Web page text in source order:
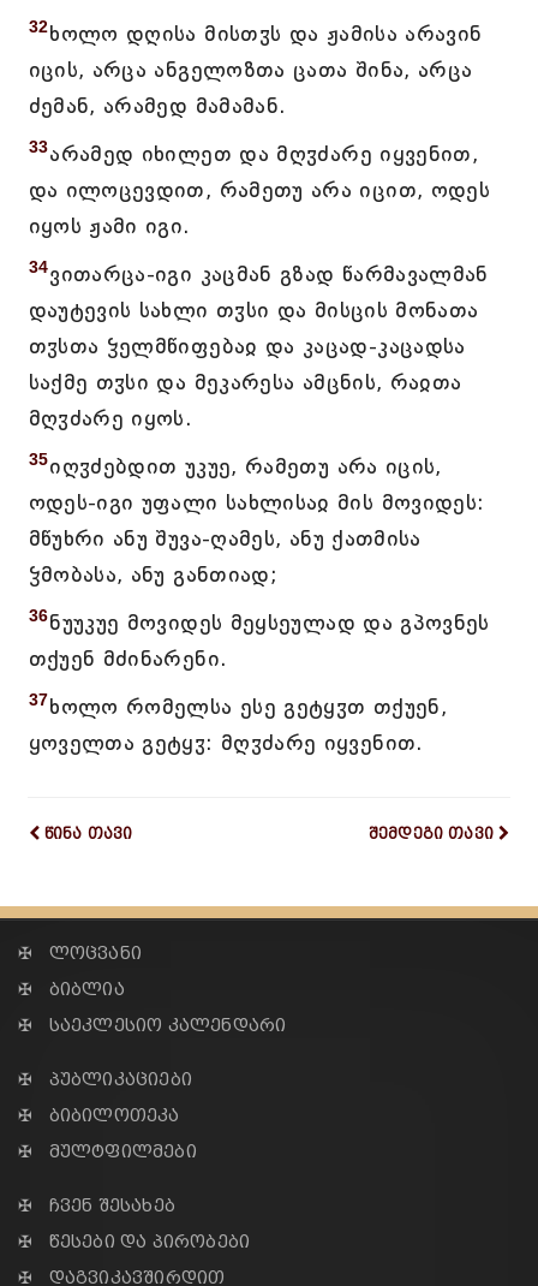
32ხოლო დღისა მისთჳს და ჟამისა არავინ
იცის, არცა ანგელოზთა ცათა შინა, არცა
ძემან, არამედ მამამან.
33არამედ იხილეთ და მღჳძარე იყვენით,
და ილოცევდით, რამეთუ არა იცით, ოდეს
იყოს ჟამი იგი.
34ვითარცა-იგი კაცმან გზად წარმავალმან
დაუტევის სახლი თჳსი და მისცის მონათა
თჳსთა ჴელმწიფებაჲ და კაცად-კაცადსა
საქმე თჳსი და მეკარესა ამცნის, რაჲთა
მღჳძარე იყოს.
35იღჳძებდით უკუე, რამეთუ არა იცის,
ოდეს-იგი უფალი სახლისაჲ მის მოვიდეს:
მწუხრი ანუ შუვა-ღამეს, ანუ ქათმისა
ჴმობასა, ანუ განთიად;
36ნუუკუე მოვიდეს მეყსეულად და გპოვნეს
თქუენ მძინარენი.
37ხოლო რომელსა ესე გეტყჳთ თქუენ,
ყოველთა გეტყჳ: მღჳძარე იყვენით.
წინა თავი შემდეგი თავი
✠ ლოცვანი
✠ ბიბლია
✠ საეკლესიო კალენდარი
✠ პუბლიკაციები
✠ ბიბილოთეკა
✠ მულტფილმები
✠ ჩვენ შესახებ
✠ წესები და პირობები
✠ დაგვიკავშირდით